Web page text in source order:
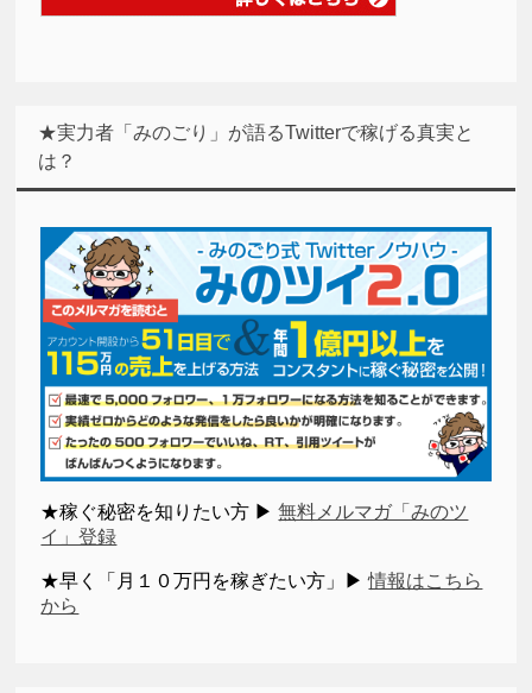
★実力者「みのごり」が語るTwitterで稼げる真実と
は？
★稼ぐ秘密を知りたい方 ▶無料メルマガ「みのツ
イ」登録
★早く「月１０万円を稼ぎたい方」▶情報はこちら
から